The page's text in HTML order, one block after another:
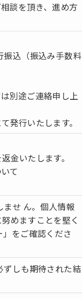
談を頂き、進め方
振込（振込み手数料
別途ご連絡申し上
発行いたします。
金いたします。
て
せ ん。個人情報
めますことを堅く
をご確認くださ
しも期待された結